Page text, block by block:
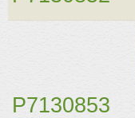
P7130853